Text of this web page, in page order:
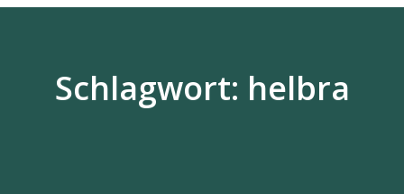
Schlagwort: helbra